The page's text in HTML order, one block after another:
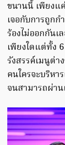
ขนานนี้ เพียงแ
เจอกับการถูกก
ร้องไม่ออกกัน
เพียงใดแต่ทั้ง
รังสรรค์เมนูต่
คนใครจะบริหา
จนสามารถผ่าน